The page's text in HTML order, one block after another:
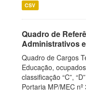
CSV
Quadro de
Administrativos
Quadro de Cargos
Educação,
classificação “C”,
Portaria MP/MEC nº